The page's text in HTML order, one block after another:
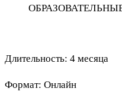
Длительность: 4 месяца
Формат: Онлайн